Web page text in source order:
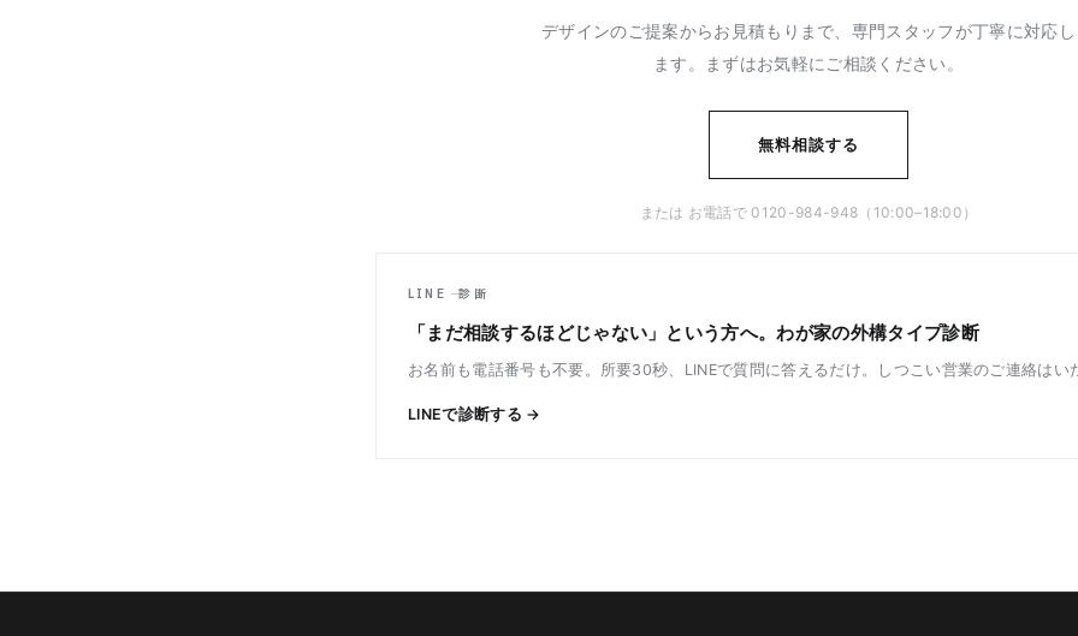
デザインのご提案からお見積もりまで、専門スタッフが丁寧に対応し
ます。まずはお気軽にご相談ください。
無料相談する
または お電話で 0120-984-948（10:00–18:00）
LINE ─ 診断
「まだ相談するほどじゃない」という方へ。わが家の外構タイプ診断
お名前も電話番号も不要。所要30秒、LINEで質問に答えるだけ。しつこい営業のご連絡はい
LINEで診断する →